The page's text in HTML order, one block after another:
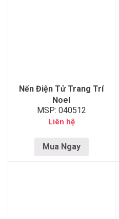
Nến Điện Tử Trang Trí
Noel
MSP: 040512
Liên hệ
Mua Ngay